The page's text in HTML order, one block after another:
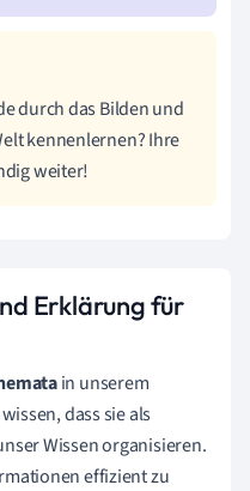
durch das Bilden und
kennenlernen? Ihre
weiter!
Erklärung für
in unserem
dass sie als
Wissen organisieren.
effizient zu